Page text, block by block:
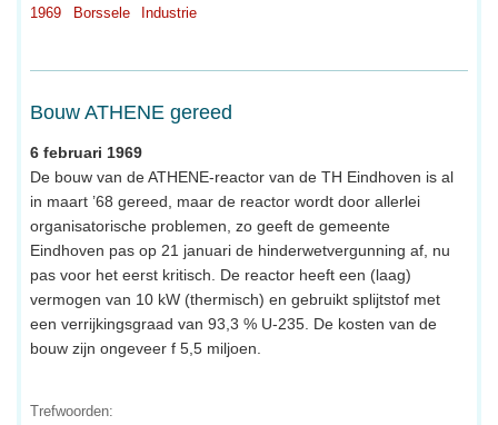
1969
Borssele Industrie
Bouw ATHENE gereed
6 februari 1969
De bouw van de ATHENE-reactor van de TH Eindhoven is al
in maart ’68 gereed, maar de reactor wordt door allerlei
organisatorische problemen, zo geeft de gemeente
Eindhoven pas op 21 januari de hinderwetvergunning af, nu
pas voor het eerst kritisch. De reactor heeft een (laag)
vermogen van 10 kW (thermisch) en gebruikt splijtstof met
een verrijkingsgraad van 93,3 % U-235. De kosten van de
bouw zijn ongeveer f 5,5 miljoen.
Trefwoorden: